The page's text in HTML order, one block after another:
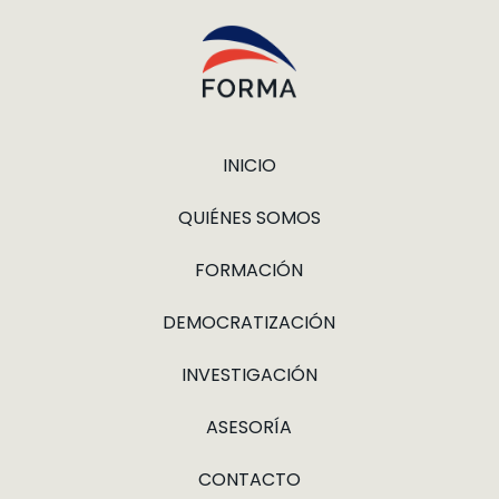
INICIO
QUIÉNES SOMOS
FORMACIÓN
DEMOCRATIZACIÓN
INVESTIGACIÓN
ASESORÍA
CONTACTO